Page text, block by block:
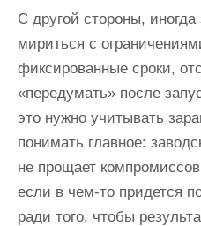
С другой стороны, иногда
мириться с
фиксированные сроки,
«передумать» после
это нужно учитывать
понимать главное:
не прощает
если в чем-то придется
ради того, чтобы